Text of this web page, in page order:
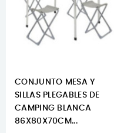
CONJUNTO MESA Y
SILLAS PLEGABLES DE
CAMPING BLANCA
86X80X70CM...